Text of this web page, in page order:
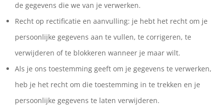
de gegevens die we van je verwerken.
Recht op rectificatie en aanvulling: je hebt het recht om je
persoonlijke gegevens aan te vullen, te corrigeren, te
verwijderen of te blokkeren wanneer je maar wilt.
Als je ons toestemming geeft om je gegevens te verwerken,
heb je het recht om die toestemming in te trekken en je
persoonlijke gegevens te laten verwijderen.